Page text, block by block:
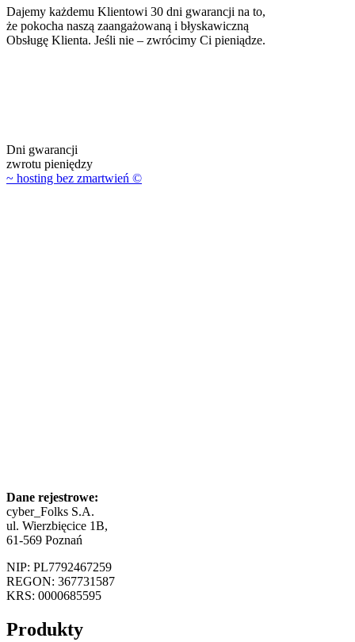
Dajemy każdemu Klientowi 30 dni gwarancji na to,
że pokocha naszą zaangażowaną i błyskawiczną
Obsługę Klienta. Jeśli nie – zwrócimy Ci pieniądze.
Dni gwarancji
zwrotu pieniędzy
~ hosting bez zmartwień ©
Dane rejestrowe:
cyber_Folks S.A.
ul. Wierzbięcice 1B,
61-569 Poznań
NIP: PL7792467259
REGON: 367731587
KRS: 0000685595
Produkty